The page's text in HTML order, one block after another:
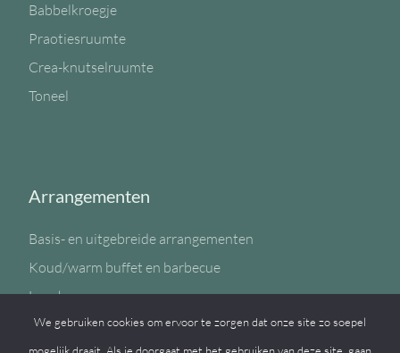
Babbelkroegje
Praotiesruumte
Crea-knutselruumte
Toneel
Arrangementen
Basis- en uitgebreide arrangementen
Koud/warm buffet en barbecue
Lunch
Sportzaal
We gebruiken cookies om ervoor te zorgen dat onze site zo soepel